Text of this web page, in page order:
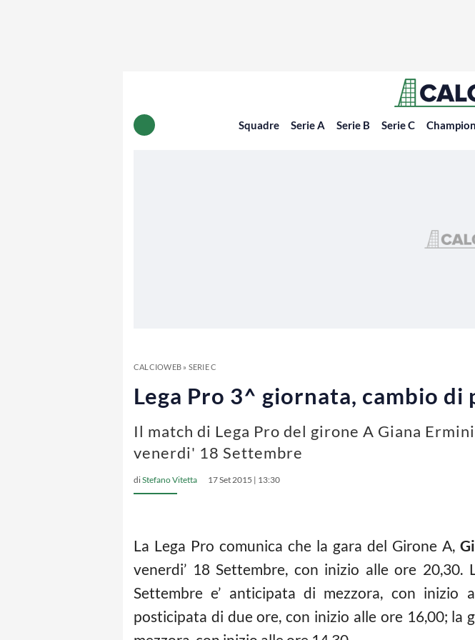
Squadre Serie A Serie B Serie C
CALCIOWEB» SERIE C
Lega Pro 3^ giornata, cambio
Il match di Lega Pro del girone A Giana
venerdi' 18 Settembre
diStefano Vitetta 17 Set 2015 | 13:30
La Lega Pro comunica che la gara del Girone A,
venerdi’ 18 Settembre, con inizio alle ore 20,30.
Settembre e’ anticipata di mezzora, con
posticipata di due ore, con inizio alle ore 16,00; la